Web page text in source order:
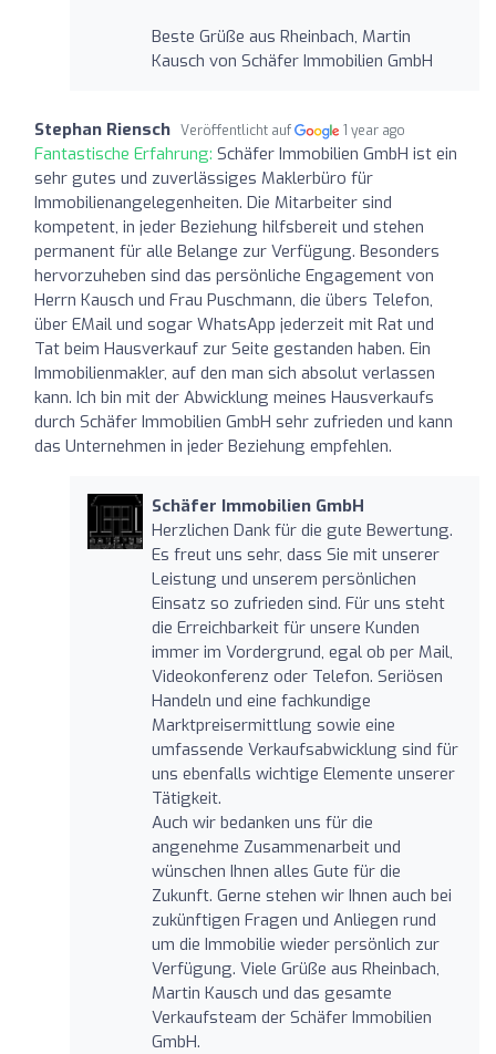
Beste Grüße aus Rheinbach, Martin
Kausch von Schäfer Immobilien GmbH
Stephan Riensch Veröffentlicht auf 1 year ago
Fantastische Erfahrung: Schäfer Immobilien GmbH ist ein
sehr gutes und zuverlässiges Maklerbüro für
Immobilienangelegenheiten. Die Mitarbeiter sind
kompetent, in jeder Beziehung hilfsbereit und stehen
permanent für alle Belange zur Verfügung. Besonders
hervorzuheben sind das persönliche Engagement von
Herrn Kausch und Frau Puschmann, die übers Telefon,
über EMail und sogar WhatsApp jederzeit mit Rat und
Tat beim Hausverkauf zur Seite gestanden haben. Ein
Immobilienmakler, auf den man sich absolut verlassen
kann. Ich bin mit der Abwicklung meines Hausverkaufs
durch Schäfer Immobilien GmbH sehr zufrieden und kann
das Unternehmen in jeder Beziehung empfehlen.
Schäfer Immobilien GmbH
Herzlichen Dank für die gute Bewertung.
Es freut uns sehr, dass Sie mit unserer
Leistung und unserem persönlichen
Einsatz so zufrieden sind. Für uns steht
die Erreichbarkeit für unsere Kunden
immer im Vordergrund, egal ob per Mail,
Videokonferenz oder Telefon. Seriösen
Handeln und eine fachkundige
Marktpreisermittlung sowie eine
umfassende Verkaufsabwicklung sind für
uns ebenfalls wichtige Elemente unserer
Tätigkeit.
Auch wir bedanken uns für die
angenehme Zusammenarbeit und
wünschen Ihnen alles Gute für die
Zukunft. Gerne stehen wir Ihnen auch bei
zukünftigen Fragen und Anliegen rund
um die Immobilie wieder persönlich zur
Verfügung. Viele Grüße aus Rheinbach,
Martin Kausch und das gesamte
Verkaufsteam der Schäfer Immobilien
GmbH.